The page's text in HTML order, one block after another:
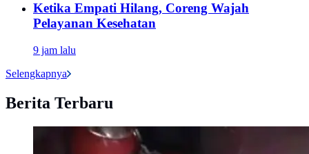
Ketika Empati Hilang, Coreng Wajah
Pelayanan Kesehatan
9 jam lalu
Selengkapnya
Berita Terbaru